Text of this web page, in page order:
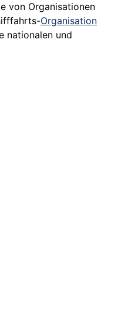
von Organisationen
Organisation
nationalen und